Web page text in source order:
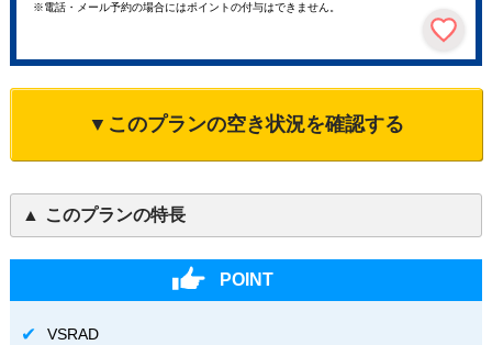
※電話・メール予約の場合にはポイントの付与はできません。
▼このプランの空き状況を確認する
このプランの特長
POINT
VSRAD